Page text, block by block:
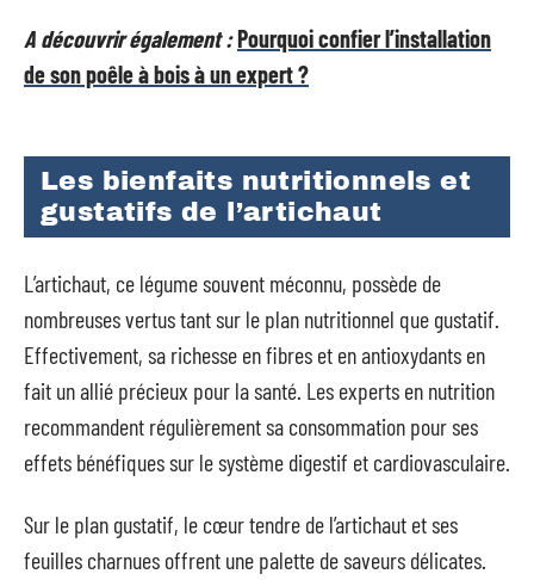
A découvrir également :Pourquoi confier l’installation
de son poêle à bois à un expert ?
Les bienfaits nutritionnels et
gustatifs de l’artichaut
L’artichaut, ce légume souvent méconnu, possède de
nombreuses vertus tant sur le plan nutritionnel que gustatif.
Effectivement, sa richesse en fibres et en antioxydants en
fait un allié précieux pour la santé. Les experts en nutrition
recommandent régulièrement sa consommation pour ses
effets bénéfiques sur le système digestif et cardiovasculaire.
Sur le plan gustatif, le cœur tendre de l’artichaut et ses
feuilles charnues offrent une palette de saveurs délicates.